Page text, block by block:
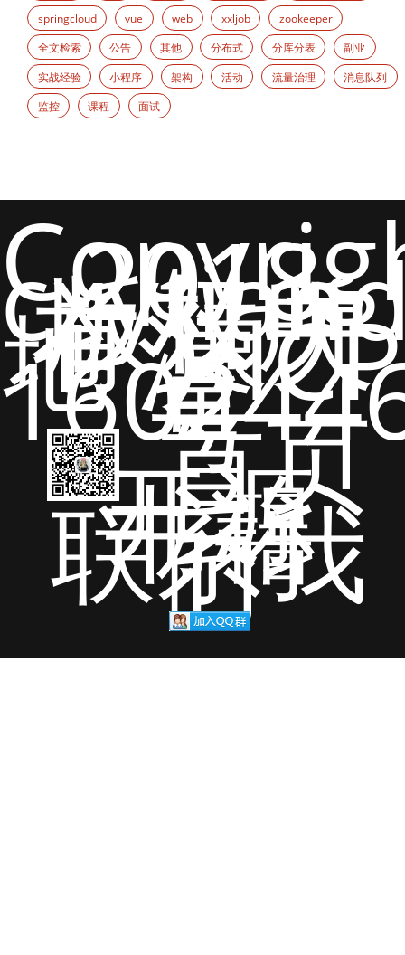
springcloud vue web xxljob zookeeper
全文检索 公告 其他 分布式 分库分表 副业
实战经验 小程序 架构 活动 流量治理 消息队列
监控 课程 面试
2018
版权所
有 猿天
地 沪ICP
备
号
首页
开源
书籍
联系我
们